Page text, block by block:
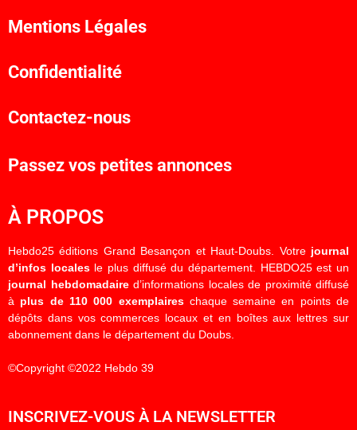
Mentions Légales
Confidentialité
Contactez-nous
Passez vos petites annonces
À PROPOS
Hebdo25 éditions Grand Besançon et Haut-Doubs. Votre journal
d’infos localesle plus diffusé du département. HEBDO25 est un
journal hebdomadaired’informations locales de proximité diffusé
à plus de 110 000 exemplaireschaque semaine en points de
dépôts dans vos commerces locaux et en boîtes aux lettres sur
abonnement dans le département du Doubs.
©Copyright ©2022 Hebdo 39
INSCRIVEZ-VOUS À LA NEWSLETTER